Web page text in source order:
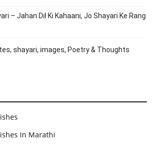
– Jahan Dil Ki Kahaani, Jo Shayari Ke Rang
shayari, images, Poetry & Thoughts
In Marathi